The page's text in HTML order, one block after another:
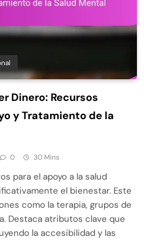
Dinero: Recursos
y Tratamiento de la
0 30 Mins
para el apoyo a la salud
el bienestar. Este
como la terapia, grupos de
Destaca atributos clave que
la accesibilidad y las